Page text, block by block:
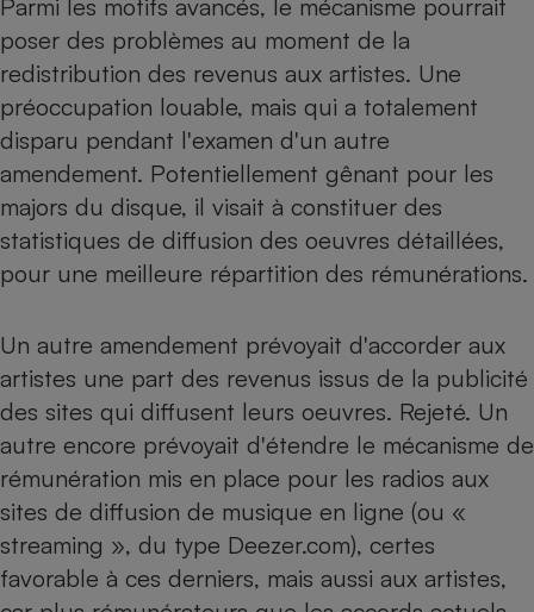
Parmi les motifs avancés, le mécanisme pourrait
poser des problèmes au moment de la
redistribution des revenus aux artistes. Une
préoccupation louable, mais qui a totalement
disparu pendant l'examen d'un autre
amendement. Potentiellement gênant pour les
majors du disque, il visait à constituer des
statistiques de diffusion des oeuvres détaillées,
pour une meilleure répartition des rémunérations.
Un autre amendement prévoyait d'accorder aux
artistes une part des revenus issus de la publicité
des sites qui diffusent leurs oeuvres. Rejeté. Un
autre encore prévoyait d'étendre le mécanisme de
rémunération mis en place pour les radios aux
sites de diffusion de musique en ligne (ou «
streaming », du type Deezer.com), certes
favorable à ces derniers, mais aussi aux artistes,